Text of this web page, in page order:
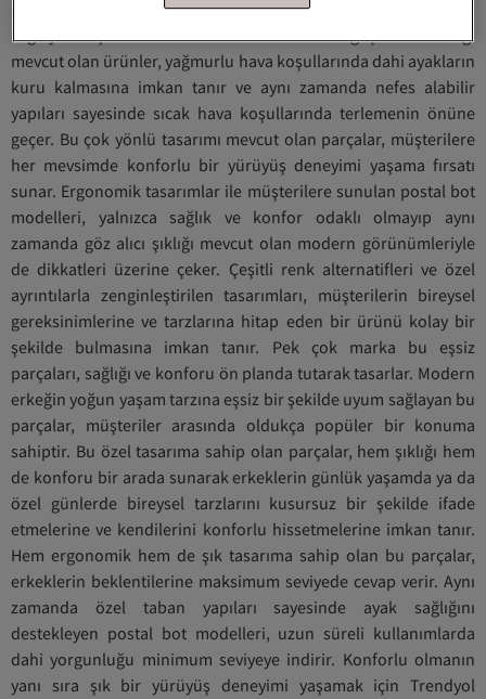
geçer. Postal bot modelleri, çeşitli hava şartlarına uyum
sağlayacak şekilde özel olarak tasarlanır. Su geçirmez özelliği
mevcut olan ürünler, yağmurlu hava koşullarında dahi ayakların
kuru kalmasına imkan tanır ve aynı zamanda nefes alabilir
yapıları sayesinde sıcak hava koşullarında terlemenin önüne
geçer. Bu çok yönlü tasarımı mevcut olan parçalar, müşterilere
her mevsimde konforlu bir yürüyüş deneyimi yaşama fırsatı
sunar. Ergonomik tasarımlar ile müşterilere sunulan postal bot
modelleri, yalnızca sağlık ve konfor odaklı olmayıp aynı
zamanda göz alıcı şıklığı mevcut olan modern görünümleriyle
de dikkatleri üzerine çeker. Çeşitli renk alternatifleri ve özel
ayrıntılarla zenginleştirilen tasarımları, müşterilerin bireysel
gereksinimlerine ve tarzlarına hitap eden bir ürünü kolay bir
şekilde bulmasına imkan tanır. Pek çok marka bu eşsiz
parçaları, sağlığı ve konforu ön planda tutarak tasarlar. Modern
erkeğin yoğun yaşam tarzına eşsiz bir şekilde uyum sağlayan bu
parçalar, müşteriler arasında oldukça popüler bir konuma
sahiptir. Bu özel tasarıma sahip olan parçalar, hem şıklığı hem
de konforu bir arada sunarak erkeklerin günlük yaşamda ya da
özel günlerde bireysel tarzlarını kusursuz bir şekilde ifade
etmelerine ve kendilerini konforlu hissetmelerine imkan tanır.
Hem ergonomik hem de şık tasarıma sahip olan bu parçalar,
erkeklerin beklentilerine maksimum seviyede cevap verir. Aynı
zamanda özel taban yapıları sayesinde ayak sağlığını
destekleyen postal bot modelleri, uzun süreli kullanımlarda
dahi yorgunluğu minimum seviyeye indirir. Konforlu olmanın
yanı sıra şık bir yürüyüş deneyimi yaşamak için Trendyol